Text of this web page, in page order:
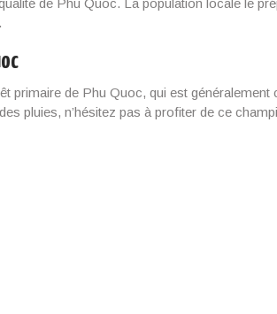
primaire de Phu Quoc, qui est
pluies, n’hésitez pas à profiter de ce